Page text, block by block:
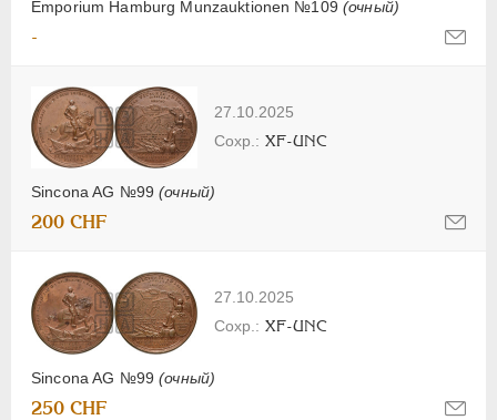
Emporium Hamburg Munzauktionen №109(очный)
-
27.10.2025
Sincona AG №99(очный)
XF-UNC
200 CHF
27.10.2025
Sincona AG №99(очный)
XF-UNC
250 CHF